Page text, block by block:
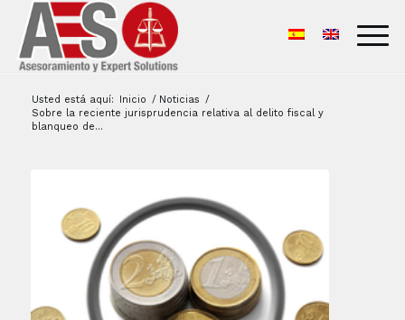
Usted está aquí: Inicio / Noticias /
Sobre la reciente jurisprudencia relativa al delito fiscal y
blanqueo de...